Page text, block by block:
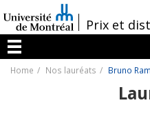
au
contenu
/Prix et
Menu
Home Nos lauréats Bruno